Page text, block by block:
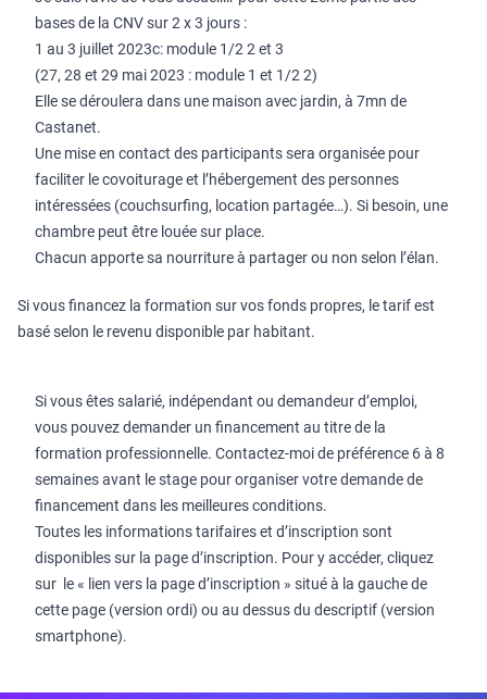
bases de la CNV sur 2 x 3 jours :
1 au 3 juillet 2023c: module 1/2 2 et 3
(27, 28 et 29 mai 2023 : module 1 et 1/2 2)
Elle se déroulera dans une maison avec jardin, à 7mn de
Castanet.
Une mise en contact des participants sera organisée pour
faciliter le covoiturage et l’hébergement des personnes
intéressées (couchsurfing, location partagée…). Si besoin, une
chambre peut être louée sur place.
Chacun apporte sa nourriture à partager ou non selon l’élan.
Si vous financez la formation sur vos fonds propres, le tarif est
basé selon le revenu disponible par habitant.
Si vous êtes salarié, indépendant ou demandeur d’emploi,
vous pouvez demander un financement au titre de la
formation professionnelle. Contactez-moi de préférence 6 à 8
semaines avant le stage pour organiser votre demande de
financement dans les meilleures conditions.
Toutes les informations tarifaires et d’inscription sont
disponibles sur la page d’inscription. Pour y accéder, cliquez
sur le « lien vers la page d’inscription » situé à la gauche de
cette page (version ordi) ou au dessus du descriptif (version
smartphone).